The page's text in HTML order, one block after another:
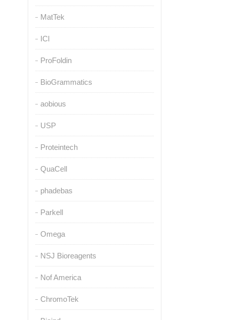
MatTek
ICl
ProFoldin
BioGrammatics
aobious
USP
Proteintech
QuaCell
phadebas
Parkell
Omega
NSJ Bioreagents
Nof America
ChromoTek